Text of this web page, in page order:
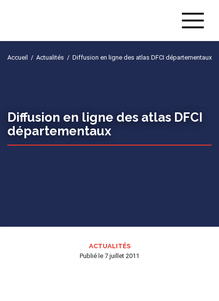
Accueil / Actualités / Diffusion en ligne des atlas DFCI départementaux
Diffusion en ligne des atlas DFCI
départementaux
ACTUALITÉS
Publié le 7 juillet 2011